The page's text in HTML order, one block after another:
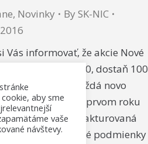
, Novinky By SK-NIC
Vás informovať, že akcie Nové
a Získaj 100, dostaň 100
roku 2017, t.j. každá novo
doména bude v prvom roku
obdobia fakturovaná
DPH. Podrobné podmienky
aby sme
vaše
návštevy.